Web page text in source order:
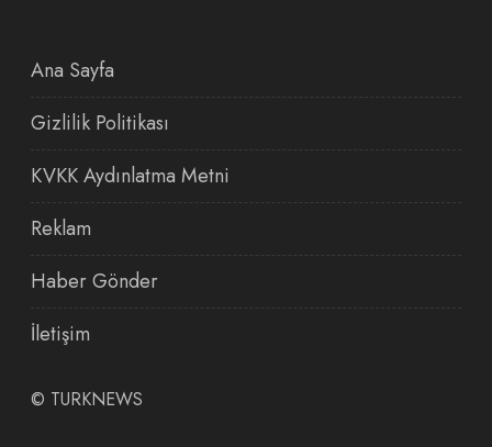
Ana Sayfa
Gizlilik Politikası
KVKK Aydınlatma Metni
Reklam
Haber Gönder
İletişim
© TURKNEWS